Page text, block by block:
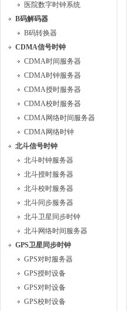
医院数字时钟系统
B码解码器
B码转换器
CDMA信号时钟
CDMA时间服务器
CDMA时钟服务器
CDMA授时服务器
CDMA校时服务器
CDMA网络时间服务器
CDMA网络时钟
北斗信号时钟
北斗时钟服务器
北斗授时服务器
北斗校时服务器
北斗同步服务器
北斗卫星同步时钟
北斗网络时间服务器
GPS卫星同步时钟
GPS对时服务器
GPS授时设备
GPS对时设备
GPS校时设备